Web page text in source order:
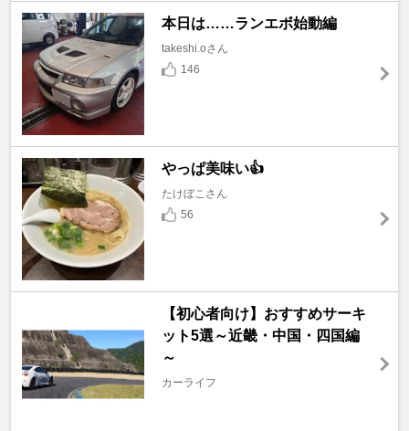
本日は……ランエボ始動編
takeshi.oさん
146
やっぱ美味い👍
たけぼこさん
56
【初心者向け】おすすめサーキ
ット5選～近畿・中国・四国編
～
カーライフ